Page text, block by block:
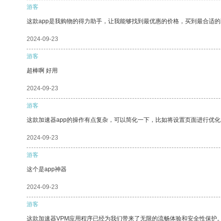
游客
这款app是我购物的得力助手，让我能够找到最优惠的价格，买到最合适的
2024-09-23
游客
超棒啊 好用
2024-09-23
游客
这款加速器app的操作有点复杂，可以简化一下，比如将设置页面进行优化
2024-09-23
游客
这个是app神器
2024-09-23
游客
这款加速器VPM应用程序已经为我们带来了无限的流畅体验和安全性保护。